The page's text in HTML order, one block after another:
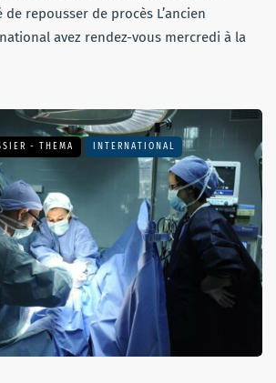
repousser de procès L’ancien
avez rendez-vous mercredi à la
- THEMA INTERNATIONAL